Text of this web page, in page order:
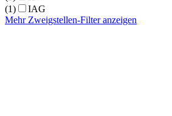
(1)
IAG
Mehr Zweigstellen-Filter anzeigen